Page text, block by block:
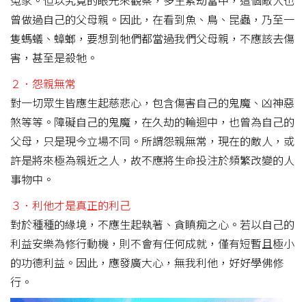
曾做過自己的父母親。因此，在看到魚、鳥、昆蟲，乃至一
隻螞蟻、蟑螂，要想到牠們都當過我們父母親，不應該去傷
害，甚至是殺牠。
２．怨親無常
對一切眾生皆應生起慈悲心，包含傷害自己的鬼魔、凶神惡
煞等等。障礙自己的鬼魔，在久劫的輪迴中，也曾為自己的
父母，只是現今立場不同。所謂怨親無常，現在的敵人，或
許是將來極為親近之人，故不應將生命投注於頻繁改變的人
事物中。
３．利他才是真正的利己
對於種種的緣境，不應生起執著、貪瞋痴之心。若以自己的
利益安樂為修行動機，則不會有任何成就，僅有短暫且極小
的功德利益。因此，應發廣大心，無我利他，好好學佛修
行。